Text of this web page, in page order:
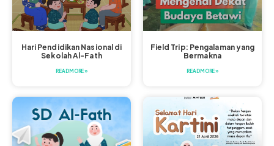
Hari Pendidikan Nasional di
Sekolah Al-Fath
READ MORE »
Field Trip: Pengalaman yang
Bermakna
READ MORE »